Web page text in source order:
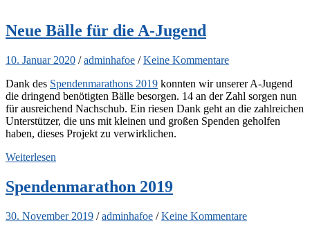
Neue Bälle für die A-Jugend
10. Januar 2020 /adminhafoe /Keine Kommentare
Dank des Spendenmarathons 2019 konnten wir unserer A-Jugend
die dringend benötigten Bälle besorgen. 14 an der Zahl sorgen nun
für ausreichend Nachschub. Ein riesen Dank geht an die zahlreichen
Unterstützer, die uns mit kleinen und großen Spenden geholfen
haben, dieses Projekt zu verwirklichen.
Weiterlesen
Spendenmarathon 2019
30. November 2019 /adminhafoe /Keine Kommentare